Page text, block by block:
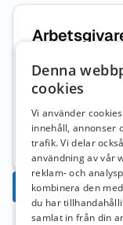
Norlandia
Ingen
Mer information
Denna
cookies
Vi använder
innehåll, annonser
trafik. Vi delar
användning av vår
reklam- och
kombinera den
du har
samlat in från din